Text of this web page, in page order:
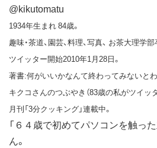
@kikutomatu
1934年生まれ 84歳。
趣味・茶道、園芸、料理、写真、 お茶大理学部
ツイッター開始2010年1月28日。
著書:何がいいかなんて終わってみないとわ
キクコさんのつぶやき（83歳の私がツイッ
月刊「3分クッキング」連載中。
「６４歳で初めてパソコンを触っ
ん。